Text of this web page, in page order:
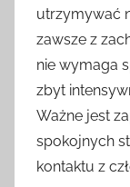
utrzymywać
zawsze z
nie wymaga
zbyt
Ważne jest
spokojnych
kontaktu z